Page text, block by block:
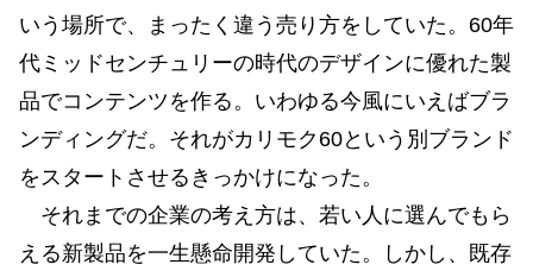
いう場所で、まったく違う売り方をしていた。60年
代ミッドセンチュリーの時代のデザインに優れた製
品でコンテンツを作る。いわゆる今風にいえばブラ
ンディングだ。それがカリモク60という別ブランド
をスタートさせるきっかけになった。
それまでの企業の考え方は、若い人に選んでもら
える新製品を一生懸命開発していた。しかし、既存